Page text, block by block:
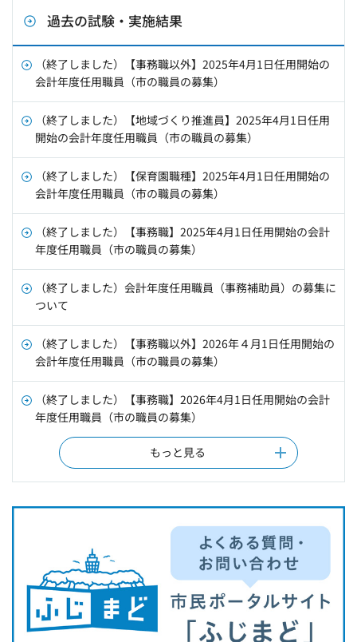
過去の試験・実施結果
（終了しました）【事務職以外】2025年4月1日任用開始の
会計年度任用職員（市の職員の募集）
（終了しました）【地域づくり推進員】2025年4月1日任用
開始の会計年度任用職員（市の職員の募集）
（終了しました）【保育園職種】2025年4月1日任用開始の
会計年度任用職員（市の職員の募集）
（終了しました）【事務職】2025年4月1日任用開始の会計
年度任用職員（市の職員の募集）
（終了しました）会計年度任用職員（事務補助員）の募集に
ついて
（終了しました）【事務職以外】2026年４月1日任用開始の
会計年度任用職員（市の職員の募集）
（終了しました）【事務職】2026年4月1日任用開始の会計
年度任用職員（市の職員の募集）
もっと見る